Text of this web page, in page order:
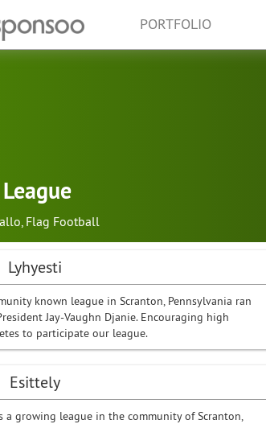
PORTFOLIO
, Flag Football
Lyhyesti
known league in Scranton, Pennsylvania ran
Jay-Vaughn Djanie. Encouraging high
to participate our league.
Esittely
a growing league in the community of Scranton,